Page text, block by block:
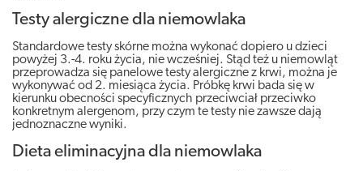
Testy alergiczne dla niemowlaka
Standardowe testy skórne można wykonać dopiero u dzieci
powyżej 3.-4. roku życia, nie wcześniej. Stąd też u niemowląt
przeprowadza się panelowe testy alergiczne z krwi, można je
wykonywać od 2. miesiąca życia. Próbkę krwi bada się w
kierunku obecności specyficznych przeciwciał przeciwko
konkretnym alergenom, przy czym te testy nie zawsze dają
jednoznaczne wyniki.
Dieta eliminacyjna dla niemowlaka